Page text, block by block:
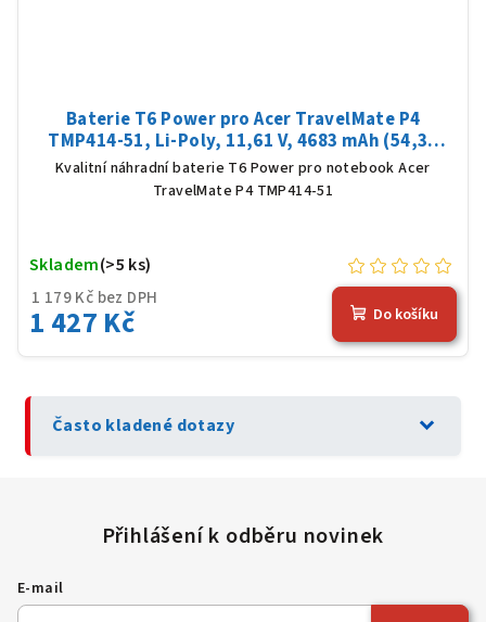
Baterie T6 Power pro Acer TravelMate P4
TMP414-51, Li-Poly, 11,61 V, 4683 mAh (54,36
Wh), černá
Kvalitní náhradní baterie T6 Power pro notebook Acer
TravelMate P4 TMP414-51
1 179 Kč bez DPH
1 427 Kč
Skladem(>5 ks)
Do košíku
Často kladené dotazy expand_more
E-mail